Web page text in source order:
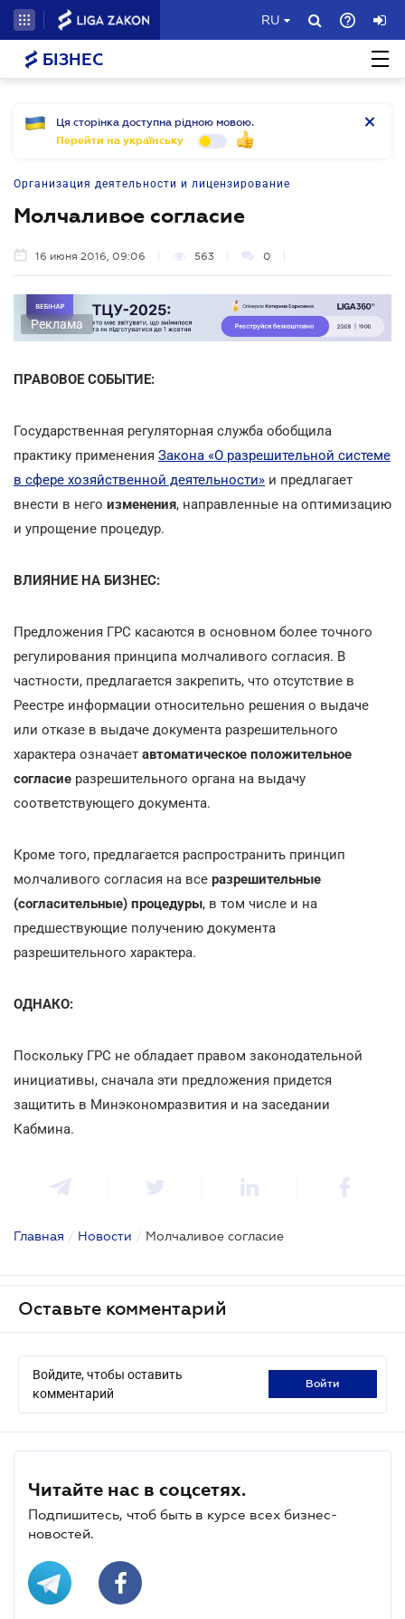
RU
БІЗНЕС
Ця сторінка доступна рідною мовою.
Перейти на українську
Организация деятельности и лицензирование
Молчаливое согласие
16 июня 2016, 09:06 563 0
Реклама
ПРАВОВОЕ СОБЫТИЕ:
Государственная регуляторная служба обобщила
практику применения Закона «О разрешительной системе
в сфере хозяйственной деятельности» и предлагает
внести в него изменения, направленные на оптимизацию
и упрощение процедур.
ВЛИЯНИЕ НА БИЗНЕС:
Предложения ГРС касаются в основном более точного
регулирования принципа молчаливого согласия. В
частности, предлагается закрепить, что отсутствие в
Реестре информации относительно решения о выдаче
или отказе в выдаче документа разрешительного
характера означает автоматическое положительное
согласие разрешительного органа на выдачу
соответствующего документа.
Кроме того, предлагается распространить принцип
молчаливого согласия на все разрешительные
(согласительные) процедуры, в том числе и на
предшествующие получению документа
разрешительного характера.
ОДНАКО:
Поскольку ГРС не обладает правом законодательной
инициативы, сначала эти предложения придется
защитить в Минэкономразвития и на заседании
Кабмина.
Главная / Новости / Молчаливое согласие
Оставьте комментарий
Войдите, чтобы оставить
комментарий
войти
Читайте нас в соцсетях.
Подпишитесь, чтоб быть в курсе всех бизнес-
новостей.